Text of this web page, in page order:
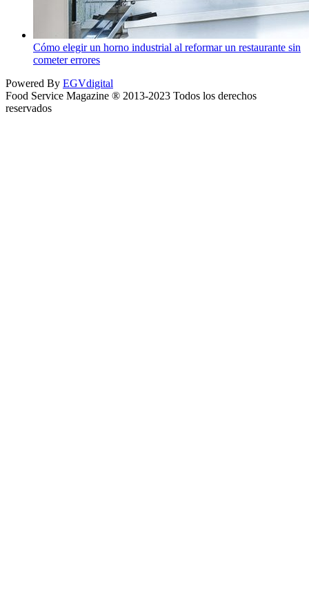
Cómo elegir un horno industrial al reformar un restaurante sin
cometer errores
Powered By EGVdigital
Food Service Magazine ® 2013-2023 Todos los derechos
reservados